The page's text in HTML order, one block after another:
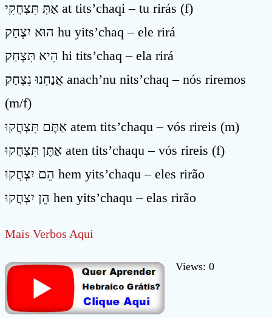
אַתְּ תִּצְחֲקִי at tits’chaqi – tu rirás (f)
הוּא יִצְחַק hu yits’chaq – ele rirá
הִיא תִּצְחַק hi tits’chaq – ela rirá
אֲנַחְנוּ נִצְחַק anach’nu nits’chaq – nós riremos
(m/f)
אַתֶּם תִּצְחֲקוּ atem tits’chaqu – vós rireis (m)
אַתֶּן תִּצְחֲקוּ aten tits’chaqu – vós rireis (f)
הֵם יִצְחֲקוּ hem yits’chaqu – eles rirão
הֵן יִצְחֲקוּ hen yits’chaqu – elas rirão
Mais Verbos Aqui
Views: 0